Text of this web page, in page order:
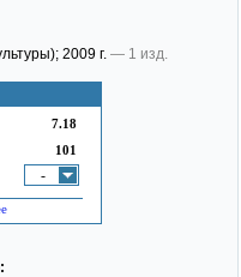
7.18
101
-
; 2009 г. — 1 изд.